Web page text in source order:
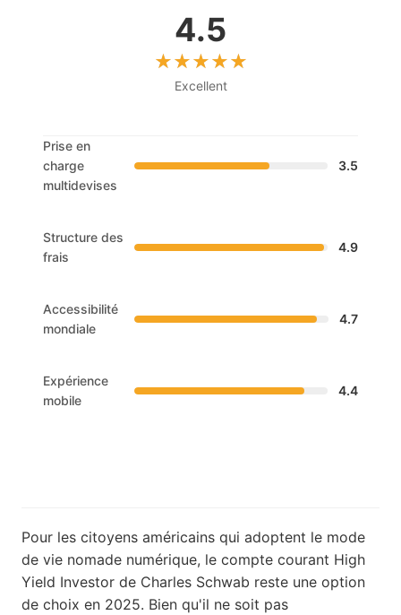
4.5
Excellent
Prise en
charge
multidevises
3.5
Structure des
frais
4.9
Accessibilité
mondiale
4.7
Expérience
mobile
4.4
Pour les citoyens américains qui adoptent le mode
de vie nomade numérique, le compte courant High
Yield Investor de Charles Schwab reste une option
de choix en 2025. Bien qu'il ne soit pas